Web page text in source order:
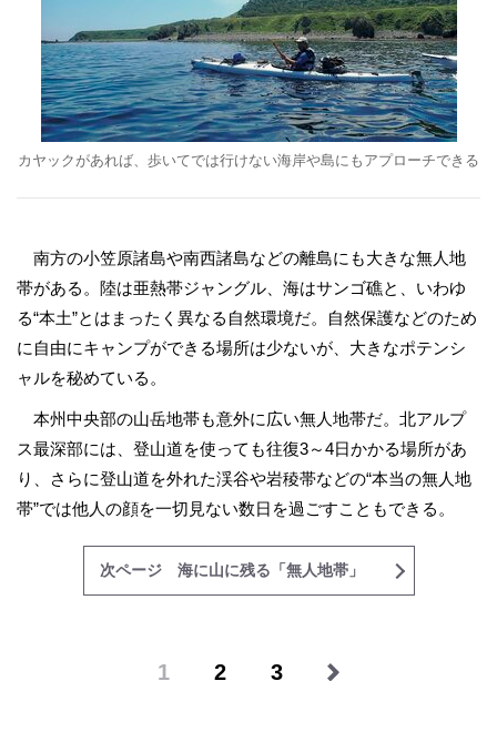
カヤックがあれば、歩いてでは行けない海岸や島にもアプローチできる
南方の小笠原諸島や南西諸島などの離島にも大きな無人地
帯がある。陸は亜熱帯ジャングル、海はサンゴ礁と、いわゆ
る“本土”とはまったく異なる自然環境だ。自然保護などのため
に自由にキャンプができる場所は少ないが、大きなポテンシ
ャルを秘めている。
本州中央部の山岳地帯も意外に広い無人地帯だ。北アルプ
ス最深部には、登山道を使っても往復3～4日かかる場所があ
り、さらに登山道を外れた渓谷や岩稜帯などの“本当の無人地
帯”では他人の顔を一切見ない数日を過ごすこともできる。
次ページ 海に山に残る「無人地帯」
1 2 3